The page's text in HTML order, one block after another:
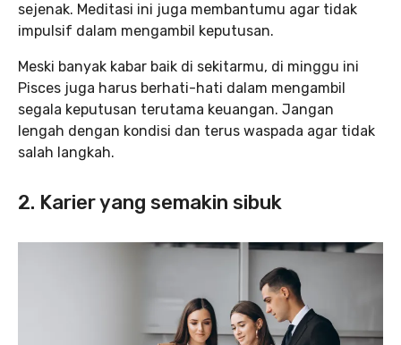
sejenak. Meditasi ini juga membantumu agar tidak
impulsif dalam mengambil keputusan.
Meski banyak kabar baik di sekitarmu, di minggu ini
Pisces juga harus berhati-hati dalam mengambil
segala keputusan terutama keuangan. Jangan
lengah dengan kondisi dan terus waspada agar tidak
salah langkah.
2. Karier yang semakin sibuk